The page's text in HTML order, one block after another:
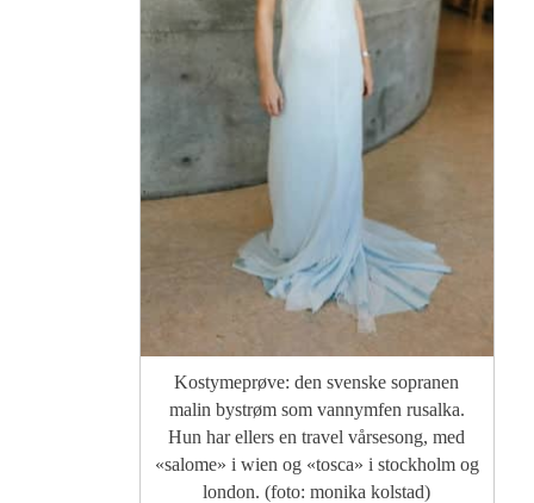
Kostymeprøve: den svenske sopranen
malin bystrøm som vannymfen rusalka.
Hun har ellers en travel vårsesong, med
«salome» i wien og «tosca» i stockholm og
london. (foto: monika kolstad)